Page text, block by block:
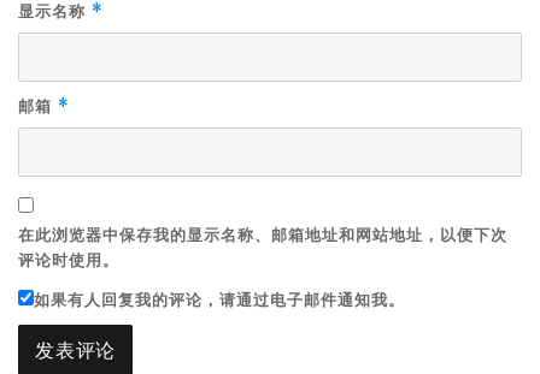
显示名称 *
邮箱 *
在此浏览器中保存我的显示名称、邮箱地址和网站地址，以便下次
评论时使用。
如果有人回复我的评论，请通过电子邮件通知我。